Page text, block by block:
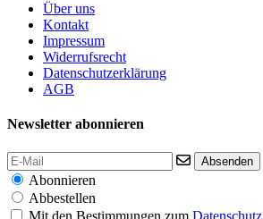
Über uns
Kontakt
Impressum
Widerrufsrecht
Datenschutzerklärung
AGB
Newsletter abonnieren
Absenden
Abonnieren
Abbestellen
Mit den Bestimmungen zum Datenschutz